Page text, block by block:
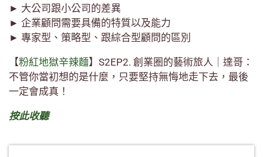
► 大公司跟小公司的差異
► 企業顧問需要具備的特質以及能力
► 專家型、策略型、跟綜合型顧問的區別
【粉紅地獄辛辣麵】S2EP2. 創業圈的藝術旅人｜達哥：
不管你當初想的是什麼，只要堅持無悔地走下去，最後
一定會成真！
按此收聽